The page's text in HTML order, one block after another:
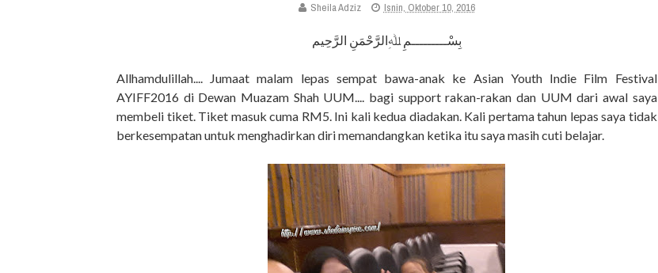
Sheila Adziz Isnin, Oktober 10, 2016
بِسْـــــــــمِ ﷲِالرَّحْمَنِ الرَّحِيم
Allhamdulillah.... Jumaat malam lepas sempat bawa-anak ke Asian Youth Indie Film Festival
AYIFF2016 di Dewan Muazam Shah UUM.... bagi support rakan-rakan dan UUM dari awal saya
membeli tiket. Tiket masuk cuma RM5. Ini kali kedua diadakan. Kali pertama tahun lepas saya tidak
berkesempatan untuk menghadirkan diri memandangkan ketika itu saya masih cuti belajar.